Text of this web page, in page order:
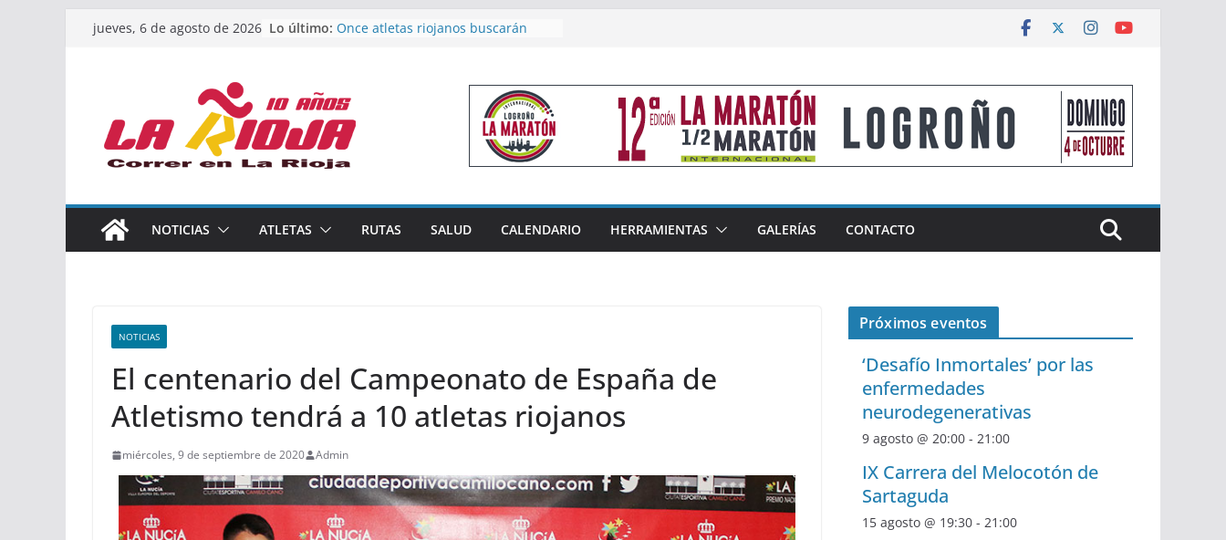
Saltarjueves, 6 de agosto de 2026 Lo último: Once atletas riojanos buscarán
Un bronce en 4×400 y tres puestos
de finalista cierran la participación
riojana en en Nacional de Málaga
El equipo femenino del Tritones
Rioja alcanza el podio nacional de
Acuatlón en Calahorra
España absoluto en Disco
Calahorra acoge este fin de semana
NOTICIAS ATLETAS RUTAS SALUD CALENDARIO HERRAMIENTAS GALERÍAS CONTACTO
NOTICIAS
El centenario del Campeonato de España de
Atletismo tendrá a 10 atletas riojanos
miércoles, 9 de septiembre de 2020 Admin
Próximos eventos
‘Desafío Inmortales’ por las
enfermedades
neurodegenerativas
9 agosto @ 20:00 - 21:00
IX Carrera del Melocotón de
Sartaguda
15 agosto @ 19:30 - 21:00